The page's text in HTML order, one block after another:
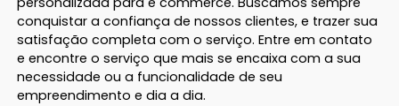
conquistar a confiança de nossos clientes, e trazer sua
satisfação completa com o serviço. Entre em contato
e encontre o serviço que mais se encaixa com a sua
necessidade ou a funcionalidade de seu
empreendimento e dia a dia.